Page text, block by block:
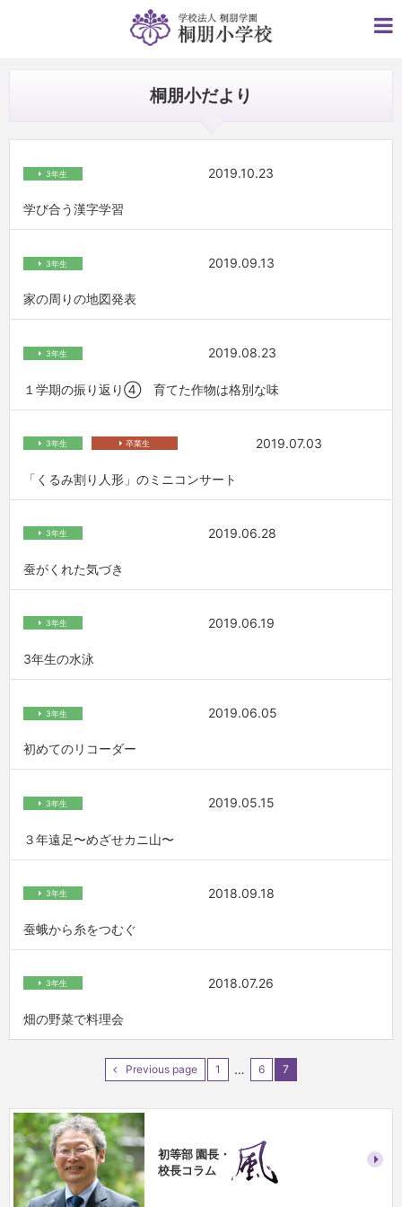
桐朋小だより
学び合う漢字学習
3年生 2019.10.23
家の周りの地図発表
3年生 2019.09.13
１学期の振り返り④ 育てた作物は格別な味
3年生 2019.08.23
「くるみ割り人形」のミニコンサート
3年生 卒業生 2019.07.03
蚕がくれた気づき
3年生 2019.06.28
3年生の水泳
3年生 2019.06.19
初めてのリコーダー
3年生 2019.06.05
３年遠足〜めざせカニ山〜
3年生 2019.05.15
蚕蛾から糸をつむぐ
3年生 2018.09.18
畑の野菜で料理会
3年生 2018.07.26
Previous page 1 … 6 7
初等部 園長・
校長コラム